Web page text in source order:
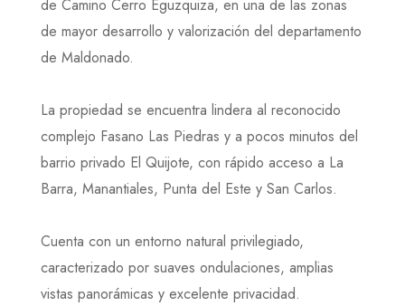
de Camino Cerro Eguzquiza, en una de las zonas
de mayor desarrollo y valorización del departamento
de Maldonado.
La propiedad se encuentra lindera al reconocido
complejo Fasano Las Piedras y a pocos minutos del
barrio privado El Quijote, con rápido acceso a La
Barra, Manantiales, Punta del Este y San Carlos.
Cuenta con un entorno natural privilegiado,
caracterizado por suaves ondulaciones, amplias
vistas panorámicas y excelente privacidad.